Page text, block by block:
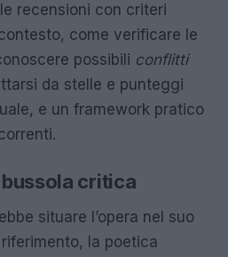
recensioni con criteri
come verificare le
possibili conflitti
da stelle e punteggi
e un framework pratico
critica
situare l’opera nel suo
la poetica